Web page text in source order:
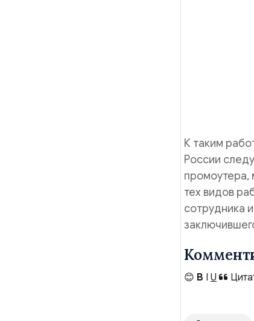
К таким
России
промоутера,
тех видов
сотрудника
😊 B I U